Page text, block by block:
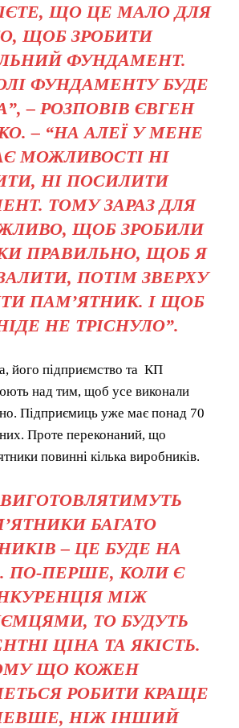
ЩО ЦЕ МАЛО ДЛЯ
ЩОБ ЗРОБИТИ
ФУНДАМЕНТ.
ФУНДАМЕНТУ БУДЕ
– РОЗПОВІВ ЄВГЕН
– “НА АЛЕЇ У МЕНЕ
МОЖЛИВОСТІ НІ
НІ ПОСИЛИТИ
ТОМУ ЗАРАЗ ДЛЯ
ЩОБ ЗРОБИЛИ
ПРАВИЛЬНО, ЩОБ Я
ПОТІМ ЗВЕРХУ
ПАМ’ЯТНИК. І ЩОБ
НЕ ТРІСНУЛО”.
його підприємство та КП
над тим, щоб усе виконали
Підприємиць уже має понад 70
Проте переконаний, що
повинні кілька виробників.
БАГАТО
– ЦЕ БУДЕ НА
ПО-ПЕРШЕ, КОЛИ Є
МІЖ
ТО БУДУТЬ
ЦІНА ТА ЯКІСТЬ.
ЩО КОЖЕН
РОБИТИ КРАЩЕ
НІЖ ІНШИЙ